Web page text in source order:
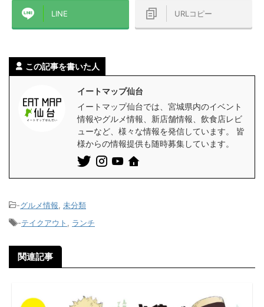
LINE URLコピー
この記事を書いた人
イートマップ仙台
イートマップ仙台では、宮城県内のイベント
情報やグルメ情報、新店舗情報、飲食店レビ
ューなど、様々な情報を発信しています。 皆
様からの情報提供も随時募集しています。
-グルメ情報 未分類
-テイクアウト ランチ
関連記事